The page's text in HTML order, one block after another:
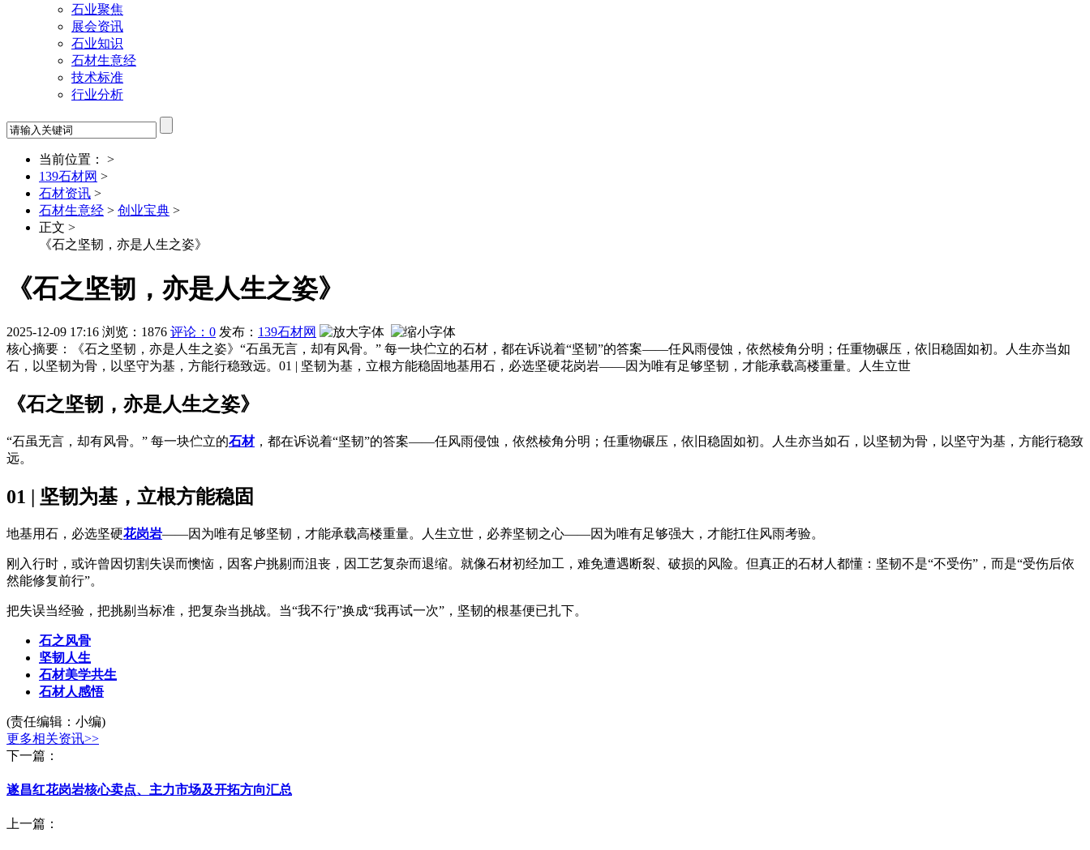
石业聚焦
展会资讯
石业知识
石材生意经
技术标准
行业分析
当前位置： >
139石材网 >
石材资讯 >
石材生意经 > 创业宝典 >
正文 >
《石之坚韧，亦是人生之姿》
《石之坚韧，亦是人生之姿》
2025-12-09 17:16 浏览： 1876 评论：0 发布： 139石材网
核心摘要：《石之坚韧，亦是人生之姿》“石虽无言，却有风骨。” 每一块伫立的石材，都在诉说着“坚韧”的答案——任风雨侵蚀，依然棱角分明；任重物碾压，依旧稳固如初。人生亦当如
石，以坚韧为骨，以坚守为基，方能行稳致远。01 | 坚韧为基，立根方能稳固地基用石，必选坚硬花岗岩——因为唯有足够坚韧，才能承载高楼重量。人生立世
《石之坚韧，亦是人生之姿》
“石虽无言，却有风骨。” 每一块伫立的石材，都在诉说着“坚韧”的答案——任风雨侵蚀，依然棱角分明；任重物碾压，依旧稳固如初。人生亦当如石，以坚韧为骨，以坚守为基，方能行稳致
远。
01 | 坚韧为基，立根方能稳固
地基用石，必选坚硬花岗岩——因为唯有足够坚韧，才能承载高楼重量。人生立世，必养坚韧之心——因为唯有足够强大，才能扛住风雨考验。
刚入行时，或许曾因切割失误而懊恼，因客户挑剔而沮丧，因工艺复杂而退缩。就像石材初经加工，难免遭遇断裂、破损的风险。但真正的石材人都懂：坚韧不是“不受伤”，而是“受伤后依
然能修复前行”。
把失误当经验，把挑剔当标准，把复杂当挑战。当“我不行”换成“我再试一次”，坚韧的根基便已扎下。
石之风骨
坚韧人生
石材美学共生
石材人感悟
(责任编辑：小编)
更多相关资讯>>
下一篇：
遂昌红花岗岩核心卖点、主力市场及开拓方向汇总
上一篇：